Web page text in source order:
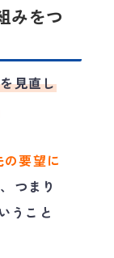
みをつ
見直し
要望に
、つまり
うこと